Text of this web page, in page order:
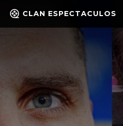
CLAN ESPECTACULOS